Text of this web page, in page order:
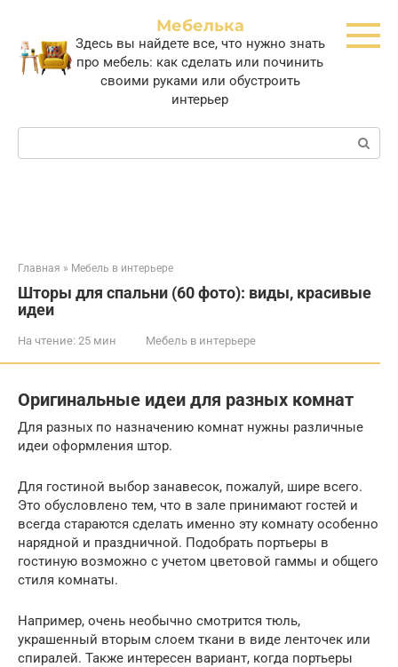
контенту
Мебелька
Здесь вы найдете все, что нужно знать
про мебель: как сделать или починить
своими руками или обустроить
интерьер
Поиск:
Главная » Мебель в интерьере
Шторы для спальни (60 фото): виды, красивые
идеи
На чтение: 25 мин Мебель в интерьере
Оригинальные идеи для разных комнат
Для разных по назначению комнат нужны различные
идеи оформления штор.
Для гостиной выбор занавесок, пожалуй, шире всего.
Это обусловлено тем, что в зале принимают гостей и
всегда стараются сделать именно эту комнату особенно
нарядной и праздничной. Подобрать портьеры в
гостиную возможно с учетом цветовой гаммы и общего
стиля комнаты.
Например, очень необычно смотрится тюль,
украшенный вторым слоем ткани в виде ленточек или
спиралей. Также интересен вариант, когда портьеры